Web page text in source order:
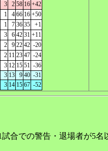
3 2 58 16 +42
1 4 66 16 +50
1 7 36 35
+1
3 6 42 31 +11
2 9 22 42 -20
2 11 23 47 -24
3 12 15 51 -36
3 13 9 40 -31
3 14 15 67 -52
合での警告・退場者が5名